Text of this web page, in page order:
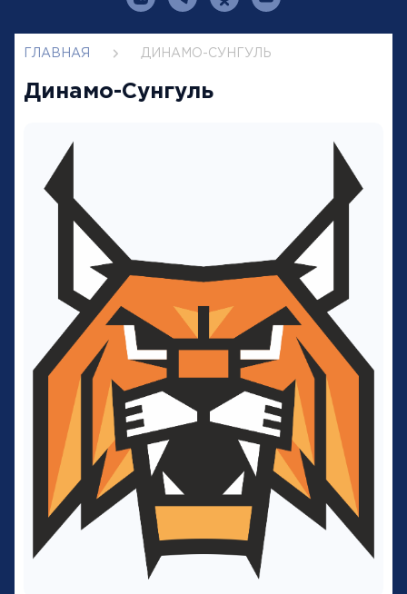
ГЛАВНАЯ ДИНАМО-СУНГУЛЬ
Динамо-Сунгуль